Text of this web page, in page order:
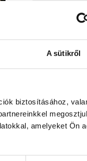
A sütikről
biztosításához,
amelyeket Ön
nem
A
32-27-
ONE
két